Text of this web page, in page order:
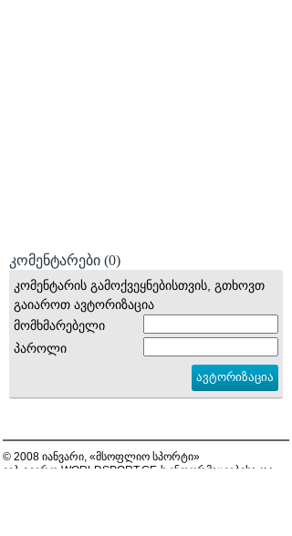
კომენტარები (0)
კომენტარის გამოქვეყნებისთვის, გთხოვთ
გაიაროთ ავტორიზაცია
მომხმარებელი
პაროლი
© 2008 იანვარი, «მსოფლიო სპორტი»
ვებ-გვერდ WORLDSPORT.GE-ს ინფორმაციებისა და